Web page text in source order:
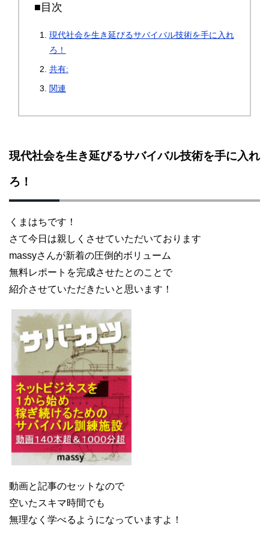
■目次
現代社会を生き延びるサバイバル技術を手に入れ
ろ！
共有:
関連
現代社会を生き延びるサバイバル技術を手に入れ
ろ！
くまはちです！
さて今日は親しくさせていただいております
massyさんが新着の圧倒的ボリューム
無料レポートを完成させたとのことで
紹介させていただきたいと思います！
動画と記事のセットなので
空いたスキマ時間でも
無理なく学べるようになっていますよ！